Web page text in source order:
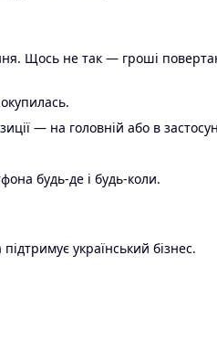
Щось не так — гроші
— на головній або в
будь-де і будь-коли.
український бізнес.